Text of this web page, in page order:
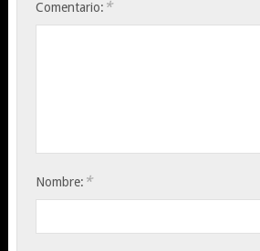
Comentario: *
Nombre: *